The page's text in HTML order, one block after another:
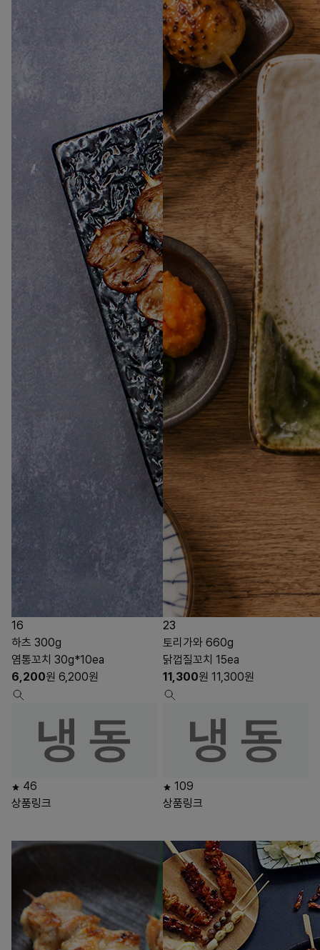
16
하츠 300g
염통꼬치 30g*10ea
6,200원 6,200원
46
상품링크
23
토리가와 660g
닭껍질꼬치 15ea
11,300원 11,300원
109
상품링크